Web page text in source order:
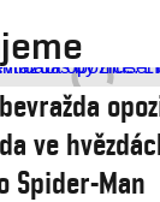
ve
Spider-Man